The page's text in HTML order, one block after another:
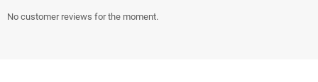
No customer reviews for the moment.